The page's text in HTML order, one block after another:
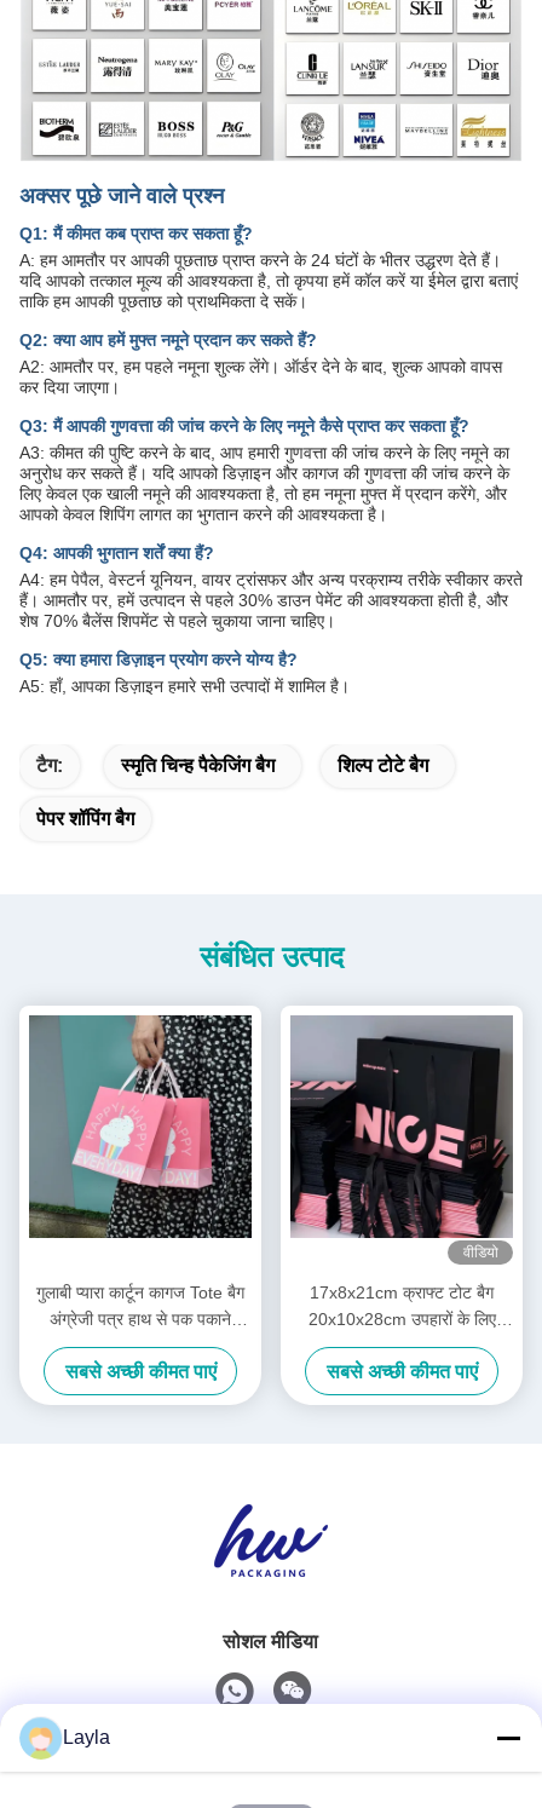
अक्सर पूछे जाने वाले प्रश्न
Q1: मैं कीमत कब प्राप्त कर सकता हूँ?
A: हम आमतौर पर आपकी पूछताछ प्राप्त करने के 24 घंटों के भीतर उद्धरण देते हैं।
यदि आपको तत्काल मूल्य की आवश्यकता है, तो कृपया हमें कॉल करें या ईमेल द्वारा बताएं
ताकि हम आपकी पूछताछ को प्राथमिकता दे सकें।
Q2: क्या आप हमें मुफ्त नमूने प्रदान कर सकते हैं?
A2: आमतौर पर, हम पहले नमूना शुल्क लेंगे। ऑर्डर देने के बाद, शुल्क आपको वापस
कर दिया जाएगा।
Q3: मैं आपकी गुणवत्ता की जांच करने के लिए नमूने कैसे प्राप्त कर सकता हूँ?
A3: कीमत की पुष्टि करने के बाद, आप हमारी गुणवत्ता की जांच करने के लिए नमूने का
अनुरोध कर सकते हैं। यदि आपको डिज़ाइन और कागज की गुणवत्ता की जांच करने के
लिए केवल एक खाली नमूने की आवश्यकता है, तो हम नमूना मुफ्त में प्रदान करेंगे, और
आपको केवल शिपिंग लागत का भुगतान करने की आवश्यकता है।
Q4: आपकी भुगतान शर्तें क्या हैं?
A4: हम पेपैल, वेस्टर्न यूनियन, वायर ट्रांसफर और अन्य परक्राम्य तरीके स्वीकार करते
हैं। आमतौर पर, हमें उत्पादन से पहले 30% डाउन पेमेंट की आवश्यकता होती है, और
शेष 70% बैलेंस शिपमेंट से पहले चुकाया जाना चाहिए।
Q5: क्या हमारा डिज़ाइन प्रयोग करने योग्य है?
A5: हाँ, आपका डिज़ाइन हमारे सभी उत्पादों में शामिल है।
टैग: स्मृति चिन्ह पैकेजिंग बैग शिल्प टोटे बैग
पेपर शॉपिंग बैग
संबंधित उत्पाद
गुलाबी प्यारा कार्टून कागज Tote बैग
अंग्रेजी पत्र हाथ से पक पकाने
पैकेजिंग बैग
सबसे अच्छी कीमत पाएं
वीडियो
17x8x21cm क्राफ्ट टोट बैग
20x10x28cm उपहारों के लिए
पैकिंग बैग अनुकूलित रंग
सबसे अच्छी कीमत पाएं
सोशल मीडिया
Layla